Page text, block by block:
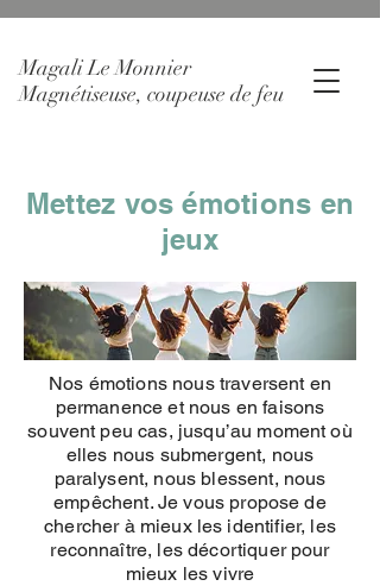
Magali Le Monnier
Magnétiseuse, coupeuse de feu
Mettez vos émotions en
jeux
Nos émotions nous traversent en
permanence et nous en faisons
souvent peu cas, jusqu’au moment où
elles nous submergent, nous
paralysent, nous blessent, nous
empêchent. Je vous propose de
chercher à mieux les identifier, les
reconnaître, les décortiquer pour
mieux les vivre